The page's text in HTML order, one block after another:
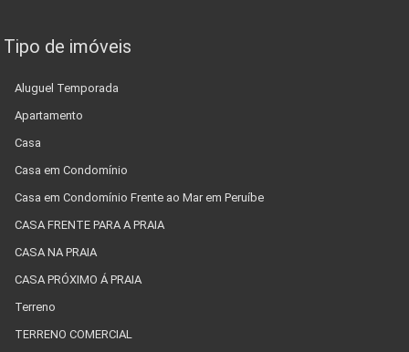
Tipo de imóveis
Aluguel Temporada
Apartamento
Casa
Casa em Condomínio
Casa em Condomínio Frente ao Mar em Peruíbe
CASA FRENTE PARA A PRAIA
CASA NA PRAIA
CASA PRÓXIMO Á PRAIA
Terreno
TERRENO COMERCIAL